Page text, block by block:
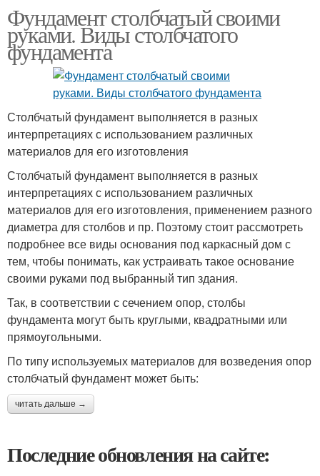
Фундамент столбчатый своими
руками. Виды столбчатого
фундамента
Столбчатый фундамент выполняется в разных
интерпретациях с использованием различных
материалов для его изготовления
Столбчатый фундамент выполняется в разных
интерпретациях с использованием различных
материалов для его изготовления, применением разного
диаметра для столбов и пр. Поэтому стоит рассмотреть
подробнее все виды основания под каркасный дом с
тем, чтобы понимать, как устраивать такое основание
своими руками под выбранный тип здания.
Так, в соответствии с сечением опор, столбы
фундамента могут быть круглыми, квадратными или
прямоугольными.
По типу используемых материалов для возведения опор
столбчатый фундамент может быть:
читать дальше →
Последние обновления на сайте: